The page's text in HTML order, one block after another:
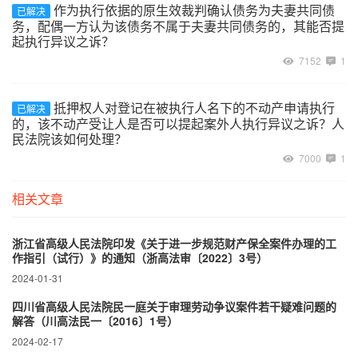
已解决 作为执行依据的原生效裁判确认债务为夫妻共同债
务，配偶一方认为该债务不属于夫妻共同债务的，其能否提
起执行异议之诉？
7152 1
已解决 抵押权人对登记在被执行人名下的不动产申请执行
的，该不动产受让人是否可以提起案外人执行异议之诉？人
民法院该如何处理？
7000 1
相关文章
浙江省高级人民法院印发《关于进一步规范财产保全案件办理的工
作指引（试行）》的通知（浙高法审〔2022〕3号）
2024-01-31
四川省高级人民法院民一庭关于审理劳动争议案件若干疑难问题的
解答（川高法民一〔2016〕1号）
2024-02-17